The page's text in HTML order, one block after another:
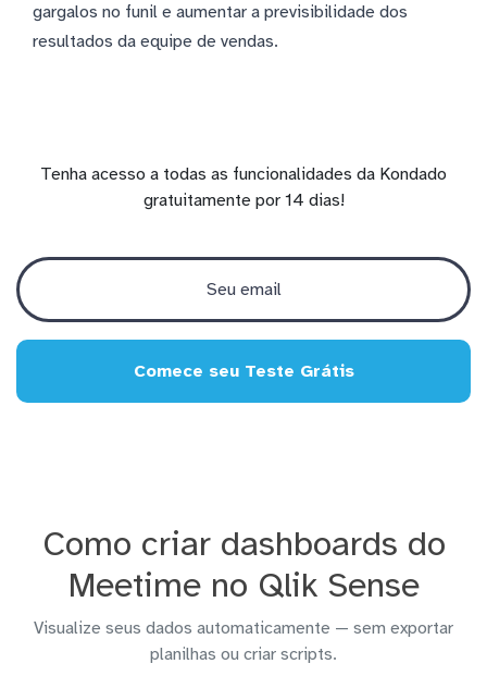
gargalos no funil e aumentar a previsibilidade dos
resultados da equipe de vendas.
Tenha acesso a todas as funcionalidades da Kondado
gratuitamente por 14 dias!
Comece seu Teste Grátis
Como criar dashboards do
Meetime no Qlik Sense
Visualize seus dados automaticamente — sem exportar
planilhas ou criar scripts.